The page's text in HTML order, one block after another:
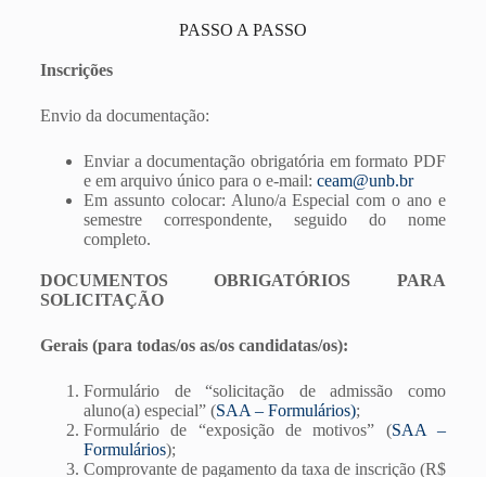
PASSO A PASSO
Inscrições
Envio da documentação:
Enviar a documentação obrigatória em formato PDF
e em arquivo único para o e-mail: ceam@unb.br
Em assunto colocar: Aluno/a Especial com o ano e
semestre correspondente, seguido do nome
completo.
DOCUMENTOS OBRIGATÓRIOS PARA
SOLICITAÇÃO
Gerais (para todas/os as/os candidatas/os):
Formulário de “solicitação de admissão como
aluno(a) especial” (SAA – Formulários);
Formulário de “exposição de motivos” (SAA –
Formulários);
Comprovante de pagamento da taxa de inscrição (R$